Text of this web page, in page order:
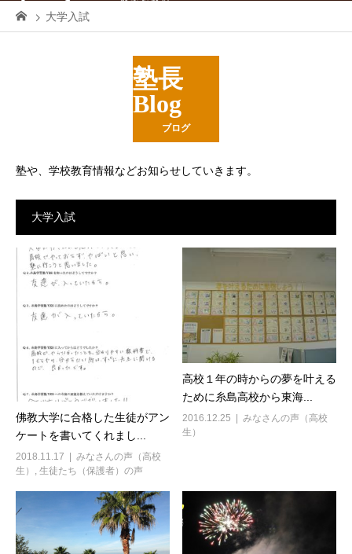
大学入試
塾長
Blog
ブログ
塾や、学校教育情報などお知らせしていきます。
大学入試
佛教大学に合格した生徒がアン
ケートを書いてくれまし...
2018.11.17
みなさんの声（高校
生） , 生徒たち（保護者）の声
高校１年の時からの夢を叶える
ために糸島高校から東海...
2016.12.25
みなさんの声（高校
生）